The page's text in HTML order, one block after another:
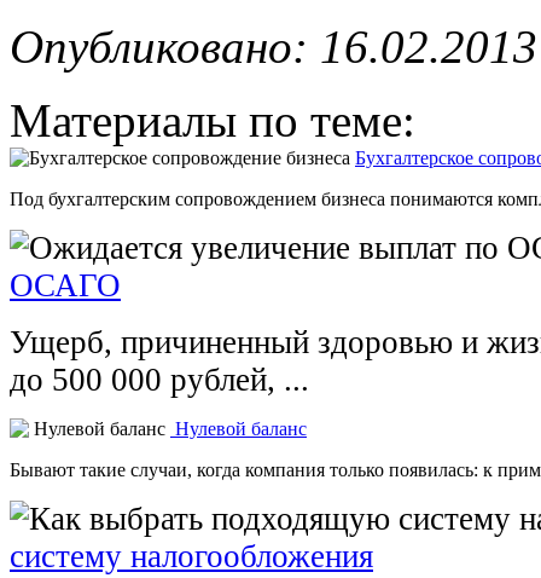
Опубликовано: 16.02.2013
Материалы по теме:
Бухгалтерское
Под бухгалтерским сопровождением бизнеса понимаются
ОСАГО
Ущерб, причиненный здоровью и
до 500 000 рублей, ...
Нулевой баланс
Бывают такие случаи, когда компания только появилась: к
систему налогообложения